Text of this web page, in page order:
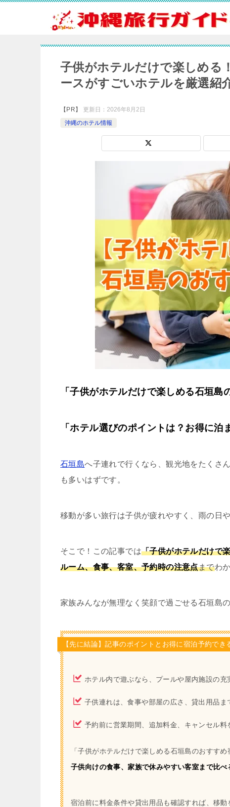
子供がホテルだけで楽しめる
ースがすごいホテルを厳選紹
【PR】 更新日：2026年8月2日
沖縄のホテル情報
「子供がホテルだけで楽しめる石垣島
「ホテル選びのポイントは？お得に泊
石垣島へ子連れで行くなら、観光地をたくさ
も多いはずです。
移動が多い旅行は子供が疲れやすく、雨の日
そこで！この記事では「子供がホテルだけで
ルーム、食事、客室、予約時の注意点までわ
家族みんなが無理なく笑顔で過ごせる石垣島
【先に結論】記事のポイントとお得に宿泊予約でき
ホテル内で遊ぶなら、プールや屋内施設の充
子供連れは、食事や部屋の広さ、貸出用品ま
予約前に営業期間、追加料金、キャンセル料
「子供がホテルだけで楽しめる石垣島のおすすめ
子供向けの食事、家族で休みやすい客室まで比べ
宿泊前に料金条件や貸出用品も確認すれば、移